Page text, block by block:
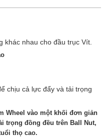
khác nhau cho đầu trục Vít.
chịu cả lực đẩy và tải trọng
Wheel vào một khối đơn giản
trọng đồng đều trên Ball Nut,
thọ cao.